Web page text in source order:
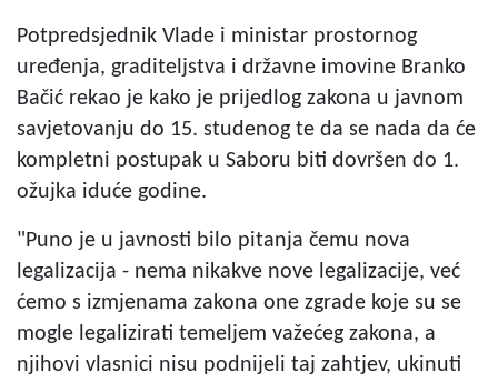
Potpredsjednik Vlade i ministar prostornog
uređenja, graditeljstva i državne imovine Branko
Bačić rekao je kako je prijedlog zakona u javnom
savjetovanju do 15. studenog te da se nada da će
kompletni postupak u Saboru biti dovršen do 1.
ožujka iduće godine.
"Puno je u javnosti bilo pitanja čemu nova
legalizacija - nema nikakve nove legalizacije, već
ćemo s izmjenama zakona one zgrade koje su se
mogle legalizirati temeljem važećeg zakona, a
njihovi vlasnici nisu podnijeli taj zahtjev, ukinuti